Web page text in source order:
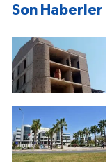
Son Haberler